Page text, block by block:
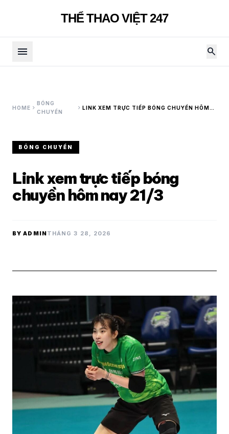
THỂ THAO VIỆT 247
menu search
HOME chevron_right
BÓNG
CHUYỀN
chevron_right LINK XEM TRỰC TIẾP BÓNG CHUYỀN HÔM
BÓNG CHUYỀN
Link xem trực tiếp bóng
chuyền hôm nay 21/3
BY ADMINTHÁNG 3 28, 2026